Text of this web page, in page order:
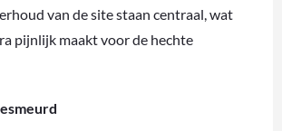
van de site staan centraal, wat
pijnlijk maakt voor de hechte